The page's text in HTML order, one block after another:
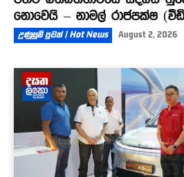
නොවෙයි – නාමල් රාජපක්ෂ
උණුසුම් පුවත් | Hot News August 2, 2026